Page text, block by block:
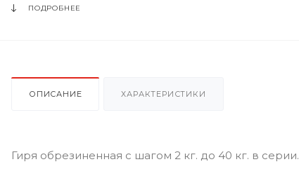
ПОДРОБНЕЕ
ОПИСАНИЕ ХАРАКТЕРИСТИКИ
Гиря обрезиненная с шагом 2 кг. до 40 кг. в серии.